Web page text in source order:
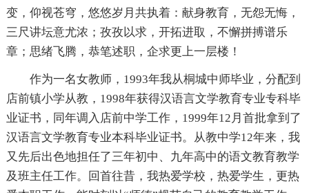
变，仰视苍穹，悠悠岁月共执着：献身教育，无怨无悔，
三尺讲坛意尤浓；孜孜以求，开拓进取，不懈拼搏谱乐
章；思绪飞腾，恭笔述职，企求更上一层楼！
作为一名女教师，1993年我从桐城中师毕业，分配到
店前镇小学从教，1998年获得汉语言文学教育专业专科毕
业证书，同年调入店前中学工作，1999年12月首批拿到了
汉语言文学教育专业本科毕业证书。从教中学12年来，我
又先后出色地担任了三年初中、九年高中的语文教育教学
及班主任工作。回首往昔，我热爱学校，热爱学生，更热